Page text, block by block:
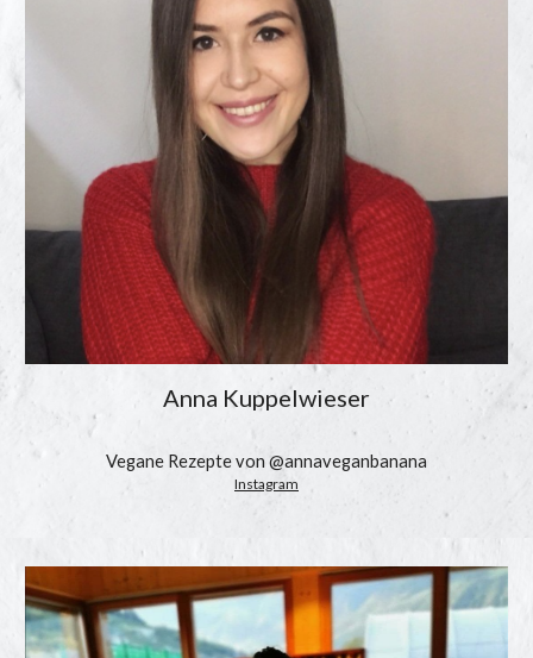
Anna Kuppelwieser
Vegane Rezepte von @annaveganbanana
Instagram